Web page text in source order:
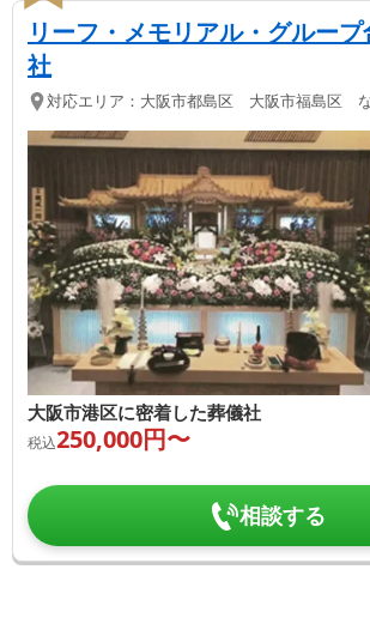
リーフ・メモリアル・グルー
社
対応エリア： 大阪市都島区 大阪市福島区
大阪市港区に密着した葬儀社
税込250,000円〜
相談する